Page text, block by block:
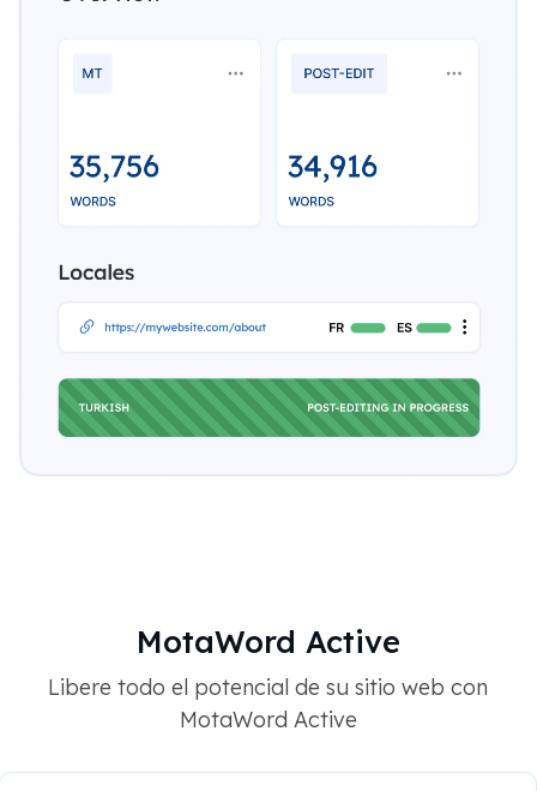
MotaWord Active
Libere todo el potencial de su sitio web con
MotaWord Active